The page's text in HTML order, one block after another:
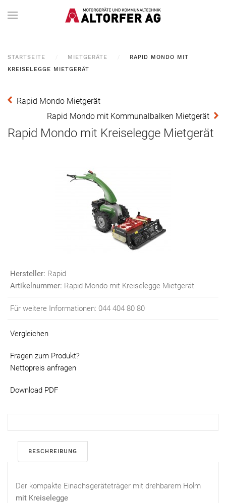
STARTSEITE MIETGERÄTE
RAPID MONDO MIT
KREISELEGGE MIETGERÄT
Rapid Mondo Mietgerät
Rapid Mondo mit Kommunalbalken Mietgerät
Rapid Mondo mit Kreiselegge Mietgerät
Hersteller: Rapid
Artikelnummer: Rapid Mondo mit Kreiselegge Mietgerät
Für weitere Informationen: 044 404 80 80
Vergleichen
Fragen zum Produkt?
Nettopreis anfragen
Download PDF
BESCHREIBUNG
Der kompakte Einachsgeräteträger mit drehbarem Holm
mit Kreiselegge